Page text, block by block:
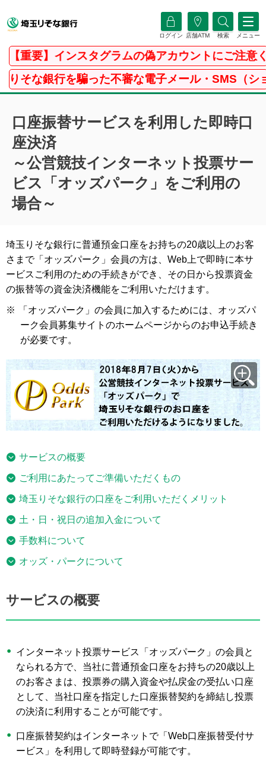
ログイン 店舗ATM 検索 メニュー
重要】インスタグラムの偽アカウントにご注意くだ
銀行を騙った不審な電子メール・SMS（ショー
口座振替サービスを利用した即時口
座決済
～公営競技インターネット投票サー
ビス「オッズパーク」をご利用の
場合～
埼玉りそな銀行に普通預金口座をお持ちの20歳以上のお客
さまで「オッズパーク」会員の方は、Web上で即時に本サ
ービスご利用のための手続きができ、その日から投票資金
の振替等の資金決済機能をご利用いただけます。
※
「オッズパーク」の会員に加入するためには、オッズパ
ーク会員募集サイトのホームページからのお申込手続き
が必要です。
サービスの概要
ご利用にあたってご準備いただくもの
埼玉りそな銀行の口座をご利用いただくメリット
土・日・祝日の追加入金について
手数料について
オッズ・パークについて
サービスの概要
インターネット投票サービス「オッズパーク」の会員と
なられる方で、当社に普通預金口座をお持ちの20歳以上
のお客さまは、投票券の購入資金や払戻金の受払い口座
として、当社口座を指定した口座振替契約を締結し投票
の決済に利用することが可能です。
口座振替契約はインターネットで「Web口座振替受付サ
ービス」を利用して即時登録が可能です。